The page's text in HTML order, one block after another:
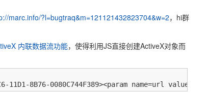
marc.info/?l=bugtraq&m=121121432823704&w=2，hi群
内联数据流功能，使得利用JS直接创建ActiveX对象而
11D1-8B76-0080C744F389><param